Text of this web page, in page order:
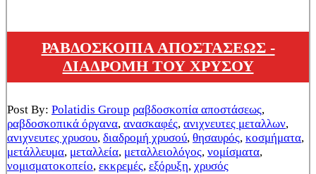
ΡΑΒΔΟΣΚΟΠΙΑ ΑΠΟΣΤΑΣΕΩΣ -
ΔΙΑΔΡΟΜΗ ΤΟΥ ΧΡΥΣΟΥ
Post By: Polatidis Group ραβδοσκοπία αποστάσεως,
ραβδοσκοπικά όργανα, ανασκαφές, ανιχνευτες μεταλλων,
ανιχνευτες χρυσου, διαδρομή χρυσού, θησαυρός, κοσμήματα,
μετάλλευμα, μεταλλεία, μεταλλειολόγος, νομίσματα,
νομισματοκοπείο, εκκρεμές, εξόρυξη, χρυσός